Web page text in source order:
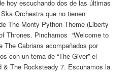
hoy escuchando dos de las últimas
Orchestra que no tienen
The Monty Python Theme (Liberty
Thrones. Pinchamos “Welcome to
The Cabrians acompañados por
con un tema de “The Giver” el
& The Rocksteady 7. Escuhamos la